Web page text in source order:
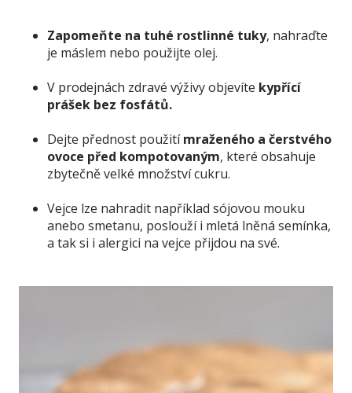
Zapomeňte na tuhé rostlinné tuky, nahraďte
je máslem nebo použijte olej.
V prodejnách zdravé výživy objevíte kypřící
prášek bez fosfátů.
Dejte přednost použitímraženého a čerstvého
ovoce před kompotovaným, které obsahuje
zbytečně velké množství cukru.
Vejce lze nahradit například sójovou mouku
anebo smetanu, poslouží i mletá lněná semínka,
a tak si i alergici na vejce přijdou na své.